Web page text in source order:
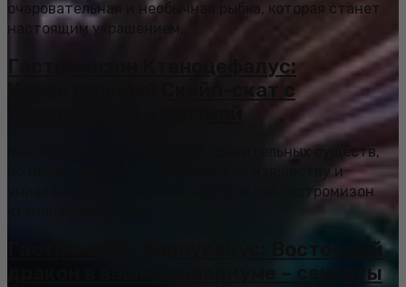
очаровательная и необычная рыбка, которая станет
настоящим украшением...
Гастромизон Ктеноцефалус:
Удивительный Скейп-скат с
Мир аквариумистики полон удивительных существ,
но немногие могут сравниться по изяществу и
уникальности с рыбой, известной как Гастромизон
Гастромизон Корнусакус: Восточный
дракон в вашем аквариуме – секреты